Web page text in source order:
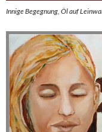
Innige Begegnung, Öl auf